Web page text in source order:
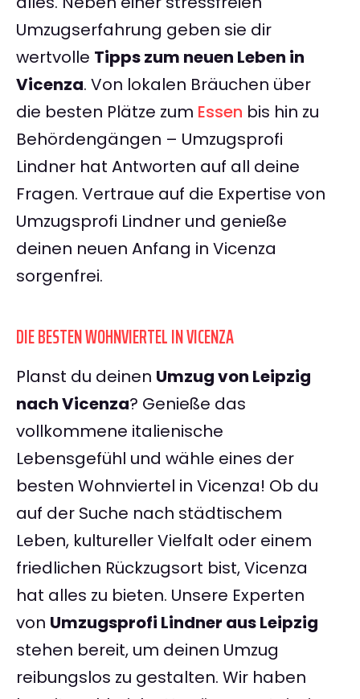
Umzugserfahrung geben sie dir
wertvolle Tipps zum neuen Leben in
Vicenza. Von lokalen Bräuchen über
die besten Plätze zum Essen bis hin zu
Behördengängen – Umzugsprofi
Lindner hat Antworten auf all deine
Fragen. Vertraue auf die Expertise von
Umzugsprofi Lindner und genieße
deinen neuen Anfang in Vicenza
sorgenfrei.
DIE BESTEN WOHNVIERTEL IN VICENZA
Planst du deinen Umzug von Leipzig
nach Vicenza? Genieße das
vollkommene italienische
Lebensgefühl und wähle eines der
besten Wohnviertel in Vicenza! Ob du
auf der Suche nach städtischem
Leben, kultureller Vielfalt oder einem
friedlichen Rückzugsort bist, Vicenza
hat alles zu bieten. Unsere Experten
von Umzugsprofi Lindner aus Leipzig
stehen bereit, um deinen Umzug
reibungslos zu gestalten. Wir haben